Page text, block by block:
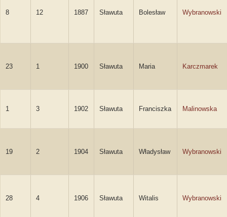
8 12 1887 Sławuta Bolesław Wybranowski
23 1 1900 Sławuta Maria Karczmarek
1 3 1902 Sławuta Franciszka Malinowska
19 2 1904 Sławuta Władysław Wybranowski
28 4 1906 Sławuta Witalis Wybranowski